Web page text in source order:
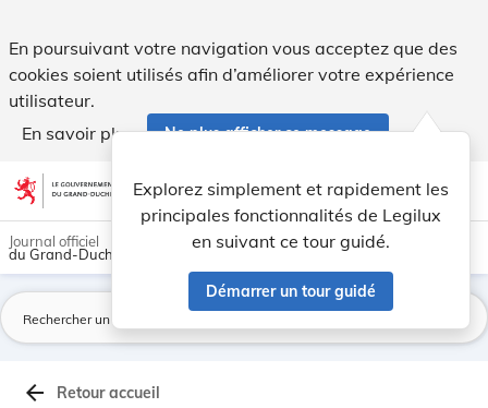
En poursuivant votre navigation vous acceptez que des
cookies soient utilisés afin d’améliorer votre expérience
utilisateur.
En savoir plus
Ne plus afficher ce message
Aller au contenu account_circle help Aide
Explorez simplement et rapidement les
principales fonctionnalités de Legilux
en suivant ce tour guidé.
Démarrer un tour guidé
light_mode dark_mode
Journal officiel
du Grand-Duché de Luxembourg
arrow_back Retour accueil